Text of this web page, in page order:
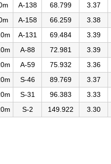
A-138 68.799
3.37
A-158 66.259
3.38
A-131 69.484
3.39
A-88 72.981
3.39
A-59 75.932
3.36
S-46 89.769
3.37
S-31 96.383
3.33
S-2 149.922 3.30